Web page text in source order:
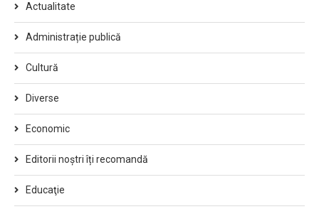
Actualitate
Administrație publică
Cultură
Diverse
Economic
Editorii noștri îți recomandă
Educaţie